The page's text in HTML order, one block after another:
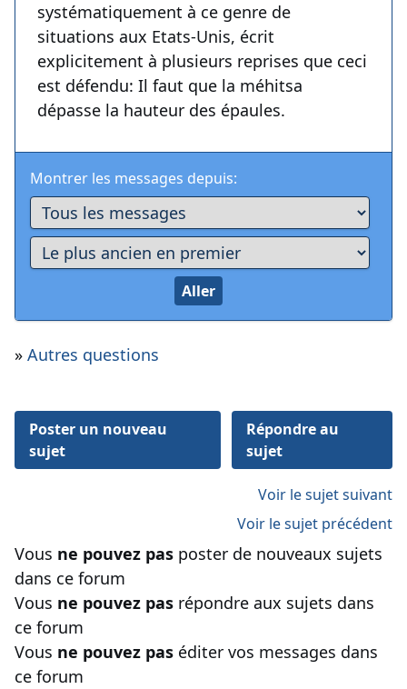
systématiquement à ce genre de
situations aux Etats-Unis, écrit
explicitement à plusieurs reprises que ceci
est défendu: Il faut que la méhitsa
dépasse la hauteur des épaules.
Montrer les messages depuis:
» Autres questions
Poster un nouveau
sujet
Répondre au
sujet
Voir le sujet suivant
Voir le sujet précédent
Vous ne pouvez pas poster de nouveaux sujets
dans ce forum
Vous ne pouvez pas répondre aux sujets dans
ce forum
Vous ne pouvez pas éditer vos messages dans
ce forum